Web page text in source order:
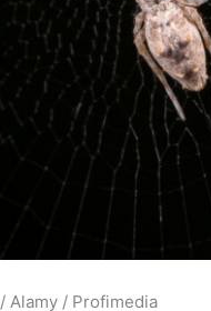
Alamy / Profimedia